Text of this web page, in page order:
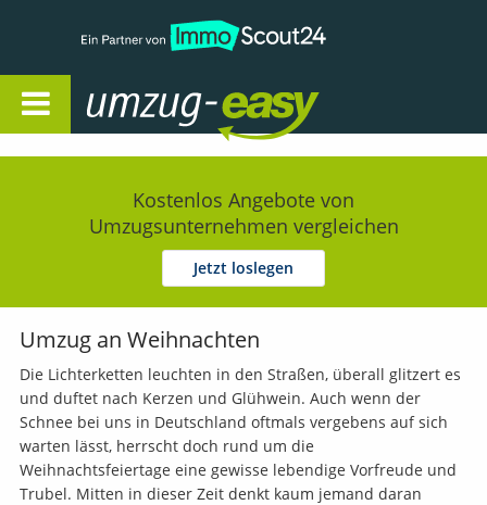
Kostenlos Angebote von
Umzugsunternehmen vergleichen
Jetzt loslegen
Umzug an Weihnachten
Die Lichterketten leuchten in den Straßen, überall glitzert es
und duftet nach Kerzen und Glühwein. Auch wenn der
Schnee bei uns in Deutschland oftmals vergebens auf sich
warten lässt, herrscht doch rund um die
Weihnachtsfeiertage eine gewisse lebendige Vorfreude und
Trubel. Mitten in dieser Zeit denkt kaum jemand daran